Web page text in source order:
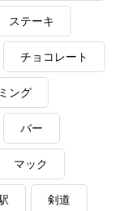
ステーキ
チョコレート
ング
バー
マック
剣道